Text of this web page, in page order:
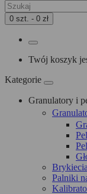
0 szt. - 0 zł
Twój koszyk
Kategorie
Granulatory i
Palniki